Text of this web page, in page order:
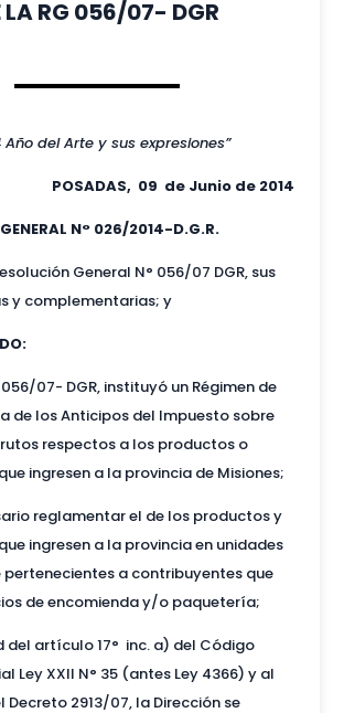
LA RG 056/07- DGR
Año del Arte y sus expresiones”
POSADAS, 09 de Junio de 2014
N° 026/2014-D.G.R.
General N° 056/07 DGR, sus
y complementarias; y
056/07- DGR, instituyó un Régimen de
de los Anticipos del Impuesto sobre
respectos a los productos o
ingresen a la provincia de Misiones;
reglamentar el de los productos y
ingresen a la provincia en unidades
a contribuyentes que
de encomienda y/o paquetería;
del artículo 17° inc. a) del Código
Ley XXII N° 35 (antes Ley 4366) y al
Decreto 2913/07, la Dirección se